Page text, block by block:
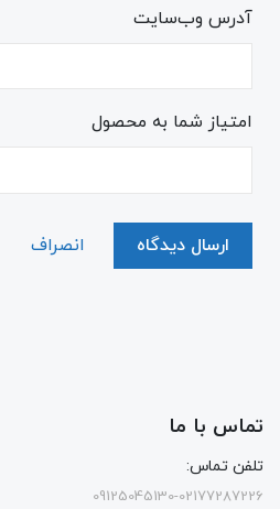
آدرس وب‌سایت
امتیاز شما به محصول
ارسال دیدگاه انصراف
تماس با ما
تلفن تماس:
09125045130-02177287226